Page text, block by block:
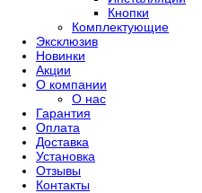
Кнопки
Комплектующие
Эксклюзив
Новинки
Акции
О компании
О нас
Гарантия
Оплата
Доставка
Установка
Отзывы
Контакты